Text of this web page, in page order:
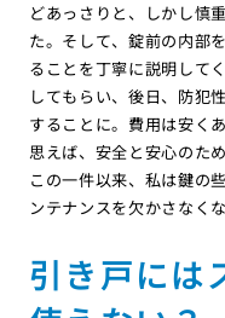
どあっさりと、しかし慎
た。そして、錠前の内部
ることを丁寧に説明して
してもらい、後日、防犯
することに。費用は安く
思えば、安全と安心のた
この一件以来、私は鍵の
ンテナンスを欠かさなく
引き戸には